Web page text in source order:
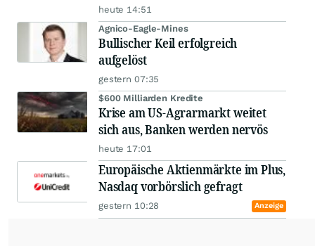
heute 14:51
Agnico-Eagle-Mines
Bullischer Keil erfolgreich
aufgelöst
gestern 07:35
$600 Milliarden Kredite
Krise am US-Agrarmarkt weitet
sich aus, Banken werden nervös
heute 17:01
Europäische Aktienmärkte im Plus,
Nasdaq vorbörslich gefragt
gestern 10:28 Anzeige